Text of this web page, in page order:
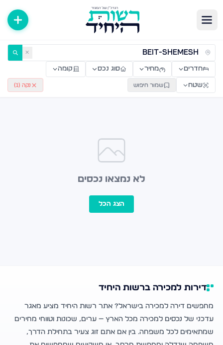
דירות למכירה ולהשכרה — רשות היחיד ✕
חדרים מחיר סוג נכס קומה
שטח שמור חיפוש נקה ( 1
)
לא נמצאו נכסים
הצג הכל
דירות למכירה ברשות היחיד
מחפשים דירה למכירה בישראל? אתר רשות היחיד מציע מאגר
עדכני של נכסים למכירה מכל הארץ — ערים, שכונות וטווחי מחירים
שמתאימים לכל משפחה. בין אם אתם זוג צעיר בתחילת הדרך,